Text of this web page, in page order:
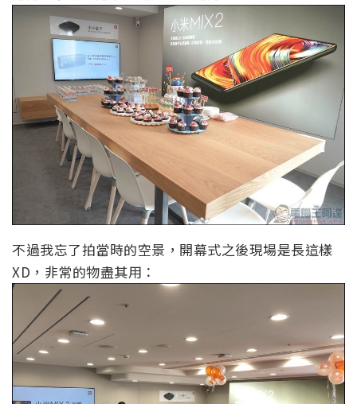
不過我忘了拍當時的空景，開幕式之後現場是長這樣
XD，非常的物盡其用：